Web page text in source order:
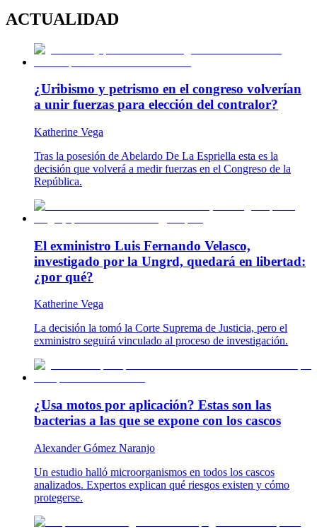
ACTUALIDAD
¿Uribismo y petrismo en el congreso volverían
a unir fuerzas para elección del contralor?
Katherine Vega
Tras la posesión de Abelardo De La Espriella esta es la
decisión que volverá a medir fuerzas en el Congreso de la
República.
El exministro Luis Fernando Velasco,
investigado por la Ungrd, quedará en libertad:
¿por qué?
Katherine Vega
La decisión la tomó la Corte Suprema de Justicia, pero el
exministro seguirá vinculado al proceso de investigación.
¿Usa motos por aplicación? Estas son las
bacterias a las que se expone con los cascos
Alexander Gómez Naranjo
Un estudio halló microorganismos en todos los cascos
analizados. Expertos explican qué riesgos existen y cómo
protegerse.